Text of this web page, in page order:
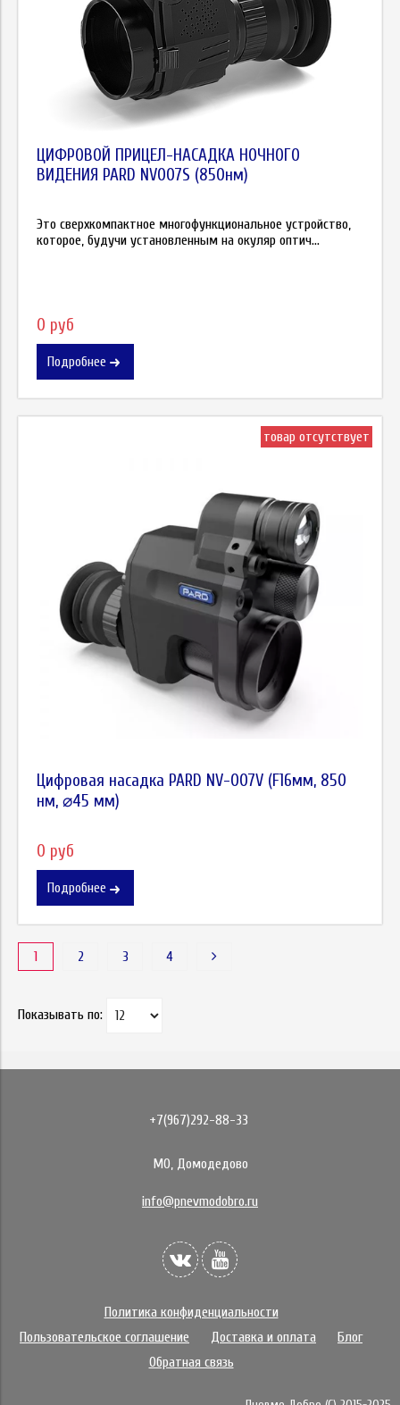
ЦИФРОВОЙ ПРИЦЕЛ-НАСАДКА НОЧНОГО
ВИДЕНИЯ PARD NV007S (850нм)
Это сверхкомпактное многофункциональное устройство,
которое, будучи установленным на окуляр оптич...
0 руб
Подробнее
товар отсутствует
Цифровая насадка PARD NV-007V (F16мм, 850
нм, ⌀45 мм)
0 руб
Подробнее
1 2 3 4
Показывать по:
+7(967)292-88-33
МО, Домодедово
info@pnevmodobro.ru
Политика конфиденциальности
Пользовательское соглашение
Доставка и оплата
Блог
Обратная связь